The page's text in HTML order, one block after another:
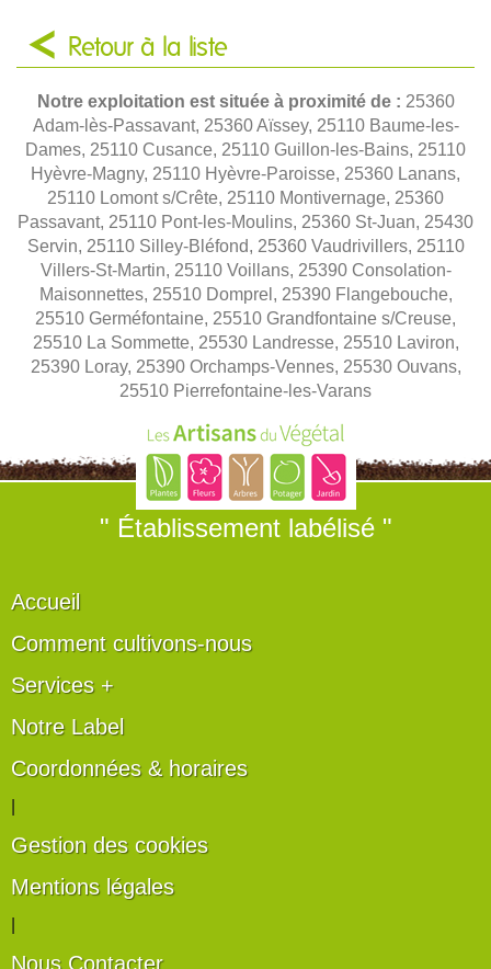
Retour à la liste
Notre exploitation est située à proximité de : 25360
Adam-lès-Passavant, 25360 Aïssey, 25110 Baume-les-
Dames, 25110 Cusance, 25110 Guillon-les-Bains, 25110
Hyèvre-Magny, 25110 Hyèvre-Paroisse, 25360 Lanans,
25110 Lomont s/Crête, 25110 Montivernage, 25360
Passavant, 25110 Pont-les-Moulins, 25360 St-Juan, 25430
Servin, 25110 Silley-Bléfond, 25360 Vaudrivillers, 25110
Villers-St-Martin, 25110 Voillans, 25390 Consolation-
Maisonnettes, 25510 Domprel, 25390 Flangebouche,
25510 Germéfontaine, 25510 Grandfontaine s/Creuse,
25510 La Sommette, 25530 Landresse, 25510 Laviron,
25390 Loray, 25390 Orchamps-Vennes, 25530 Ouvans,
25510 Pierrefontaine-les-Varans
" Établissement labélisé "
Accueil
Comment cultivons-nous
Services +
Notre Label
Coordonnées & horaires
Gestion des cookies
Mentions légales
Nous Contacter